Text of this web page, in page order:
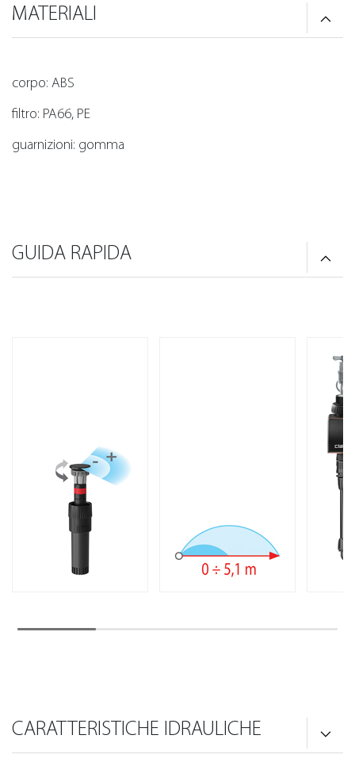
MATERIALI
corpo: ABS
filtro: PA66, PE
guarnizioni: gomma
GUIDA RAPIDA
CARATTERISTICHE IDRAULICHE